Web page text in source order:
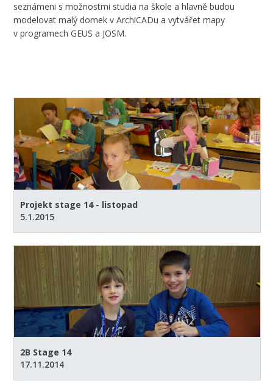
seznámeni s možnostmi studia na škole a hlavně budou
modelovat malý domek v ArchiCADu a vytvářet mapy
v programech GEUS a JOSM.
Projekt stage 14 - listopad
5.1.2015
2B Stage 14
17.11.2014